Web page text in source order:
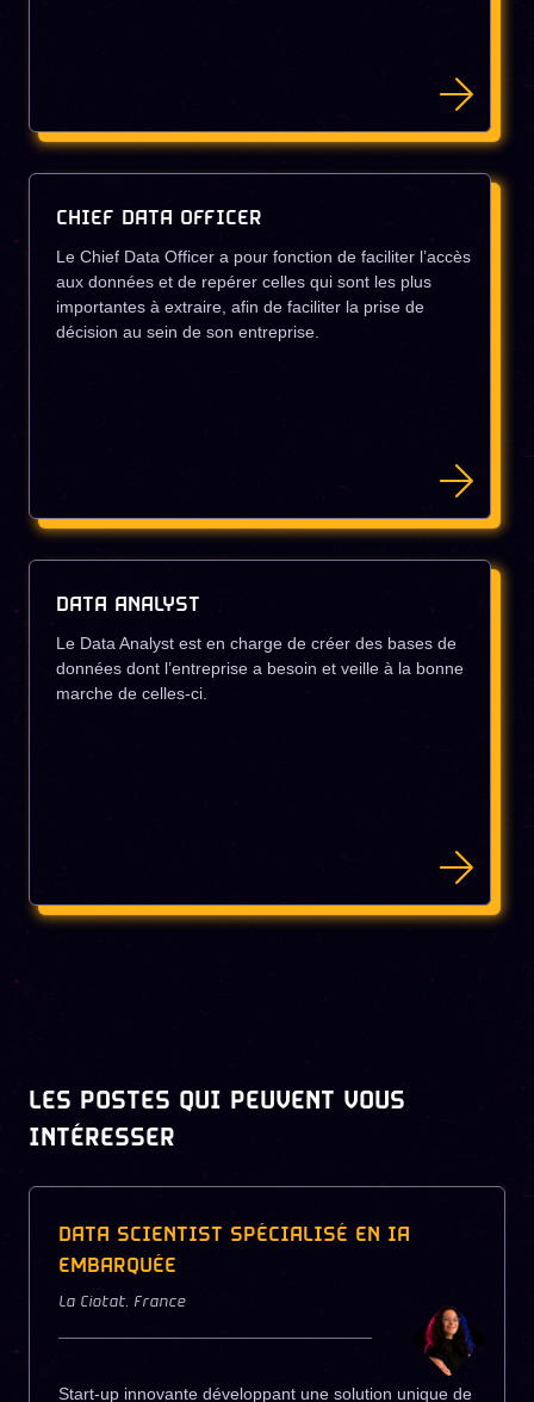
CHIEF DATA OFFICER
Le Chief Data Officer a pour fonction de faciliter l’accès
aux données et de repérer celles qui sont les plus
importantes à extraire, afin de faciliter la prise de
décision au sein de son entreprise.
DATA ANALYST
Le Data Analyst est en charge de créer des bases de
données dont l’entreprise a besoin et veille à la bonne
marche de celles-ci.
LES POSTES QUI PEUVENT VOUS
INTÉRESSER
DATA SCIENTIST SPÉCIALISÉ EN IA
EMBARQUÉE
La Ciotat, France
Start-up innovante développant une solution unique de